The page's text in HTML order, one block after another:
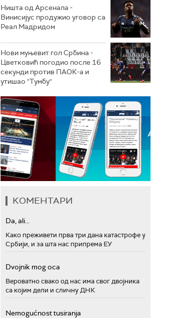
Ништа од Арсенала -
Винисијус продужио уговор са
Реал Мадридом
Нови муњевит гол Србина -
Цветковић погодио после 16
секунди против ПАОК-а и
утишао "Тумбу"
КОМЕНТАРИ
Da, ali...
Како преживети прва три дана катастрофе у
Србији, и за шта нас припрема ЕУ
Dvojnik mog oca
Вероватно свако од нас има свог двојника
са којим дели и сличну ДНК
Nemogućnost tusiranja